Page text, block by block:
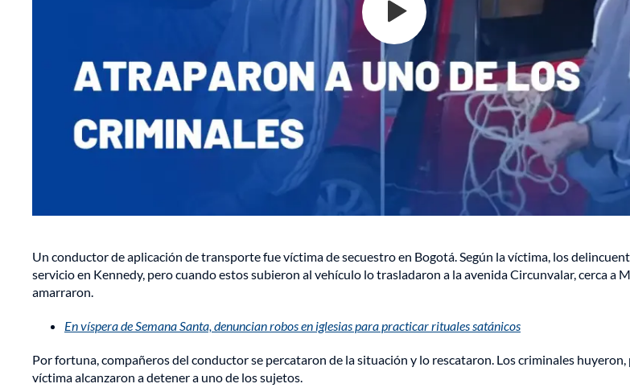
Un conductor de aplicación de transporte fue víctima de secuestro en Bogotá. Según la víctima, los
servicio en Kennedy, pero cuando estos subieron al vehículo lo trasladaron a la avenida Circunvalar, cerca a
amarraron.
En víspera de Semana Santa, denuncian robos en iglesias para practicar rituales satánicos
Por fortuna, compañeros del conductor se percataron de la situación y lo rescataron. Los criminales huyeron,
víctima alcanzaron a detener a uno de los sujetos.